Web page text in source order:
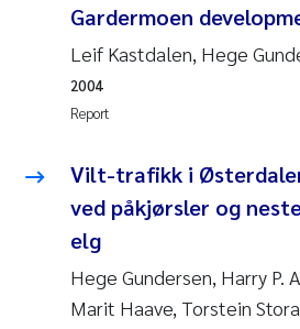
Jens Vedal
Uta Brandt
Richard Garth James
Espen Lund
Bjørnar Andre Beylich
Gardermoen
Leif Kastdalen, Hege
Report
2004
Vilt-trafikk i
ved påkjørsler og
elg
Hege Gundersen, Harry P.
Marit Haave, Torstein